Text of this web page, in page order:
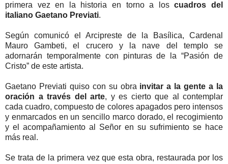
primera vez en la historia en torno a loscuadros del
italiano Gaetano Previati.
Según comunicó el Arcipreste de la Basílica, Cardenal
Mauro Gambeti, el crucero y la nave del templo se
adornarán temporalmente con pinturas de la “Pasión de
Cristo” de este artista.
Gaetano Previati quiso con su obra invitar a la gente a la
oración a través del arte, y es cierto que al contemplar
cada cuadro, compuesto de colores apagados pero intensos
y enmarcados en un sencillo marco dorado, el recogimiento
y el acompañamiento al Señor en su sufrimiento se hace
más real.
Se trata de la primera vez que esta obra, restaurada por los